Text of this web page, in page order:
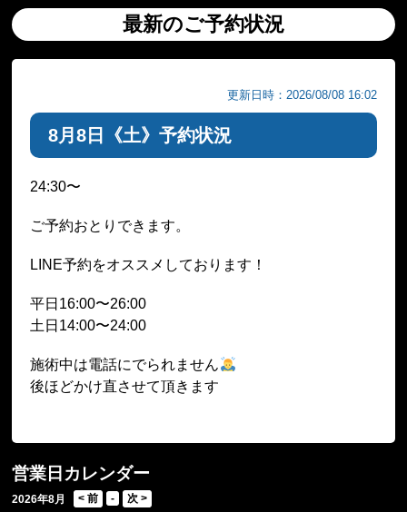
最新のご予約状況
更新日時：2026/08/08 16:02
8月8日《土》予約状況
24:30〜
ご予約おとりできます。
LINE予約をオススメしております！
平日16:00〜26:00
土日14:00〜24:00
施術中は電話にでられません
後ほどかけ直させて頂きます
営業日カレンダー
2026年8月